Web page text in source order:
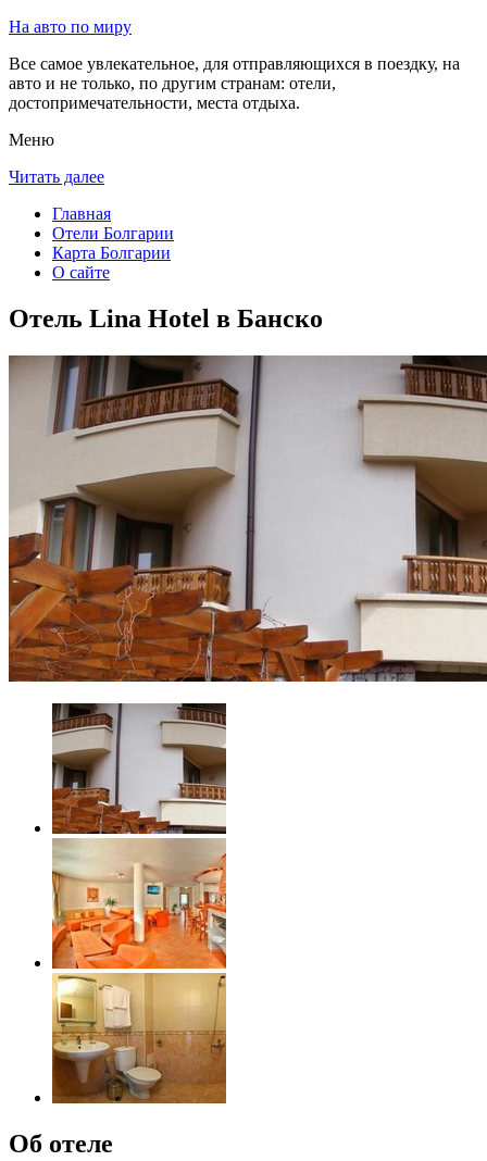
На авто по миру
Все самое увлекательное, для отправляющихся в поездку, на
авто и не только, по другим странам: отели,
достопримечательности, места отдыха.
Меню
Читать далее
Главная
Отели Болгарии
Карта Болгарии
О сайте
Отель Lina Hotel в Банско
Об отеле